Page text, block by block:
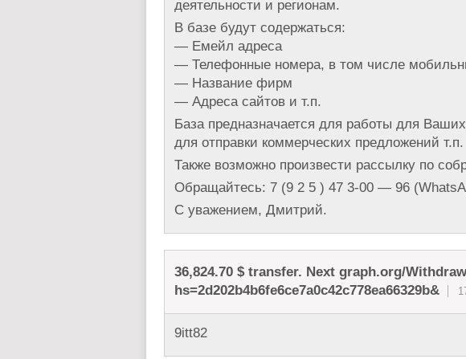
деятельности и регионам.
В базе будут содержаться:
— Емейл адреса
— Телефонные номера, в том числе
— Название фирм
— Адреса сайтов и т.п.
База предназначается для работы для
для отправки коммерческих предложений т.п.
Также возможно произвести рассылку по
Обращайтесь: 7 (9 2 5 ) 47 3-00 — 96
С уважением, Дмитрий.
36,824.70 $ transfer. Next graph.org/
hs=2d202b4b6fe6ce7a0c42c778ea66329b&
9itt82